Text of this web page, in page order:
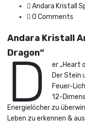
Andara Kristall
0 Comments
Andara Kristall
Dragon“
D
er „Heart
Der Stein
Feuer-
12-
Energielöcher zu
Leben zu erkennen &